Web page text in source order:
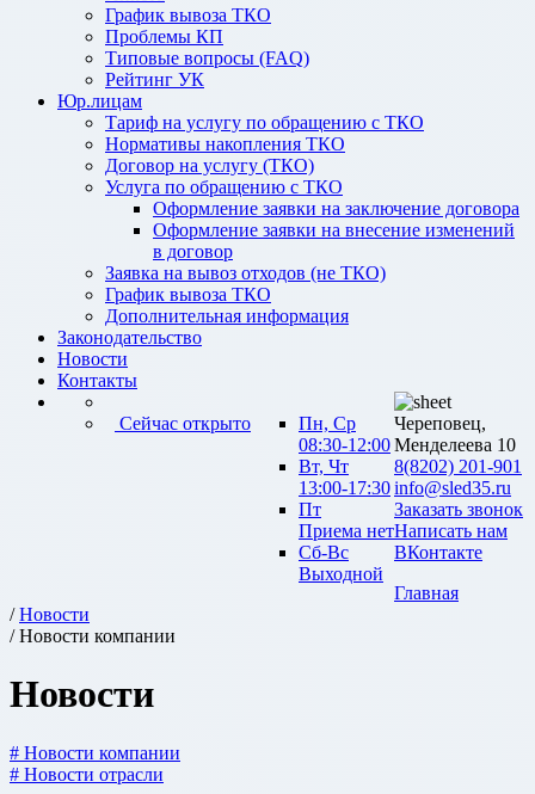
График вывоза ТКО
Проблемы КП
Типовые вопросы (FAQ)
Рейтинг УК
Юр.лицам
Тариф на услугу по обращению с ТКО
Нормативы накопления ТКО
Договор на услугу (ТКО)
Услуга по обращению с ТКО
Оформление заявки на заключение договора
Оформление заявки на внесение изменений
в договор
Заявка на вывоз отходов (не ТКО)
График вывоза ТКО
Дополнительная информация
Законодательство
Новости
Контакты
Сейчас открыто
Пн, Ср
08:30-12:00
Вт, Чт
13:00-17:30
Пт
Приема нет
Сб-Вс
Выходной
Череповец,
Менделеева 10
8(8202) 201-901
info@sled35.ru
Заказать звонок
Написать нам
ВКонтакте
Главная
/Новости
/ Новости компании
Новости
# Новости компании
# Новости отрасли